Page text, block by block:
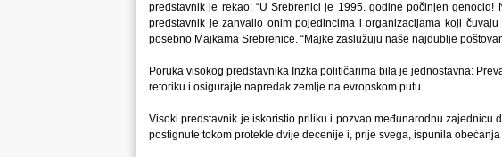
predstavnik je rekao: “U Srebrenici je 1995. godine počinjen
predstavnik je zahvalio onim pojedincima i organizacijama koji
posebno Majkama Srebrenice. “Majke zaslužuju naše najdublje
Poruka visokog predstavnika Inzka političarima bila je jednostavna:
retoriku i osigurajte napredak zemlje na evropskom putu.
Visoki predstavnik je iskoristio priliku i pozvao međunarodnu zajednicu
postignute tokom protekle dvije decenije i, prije svega, ispunila